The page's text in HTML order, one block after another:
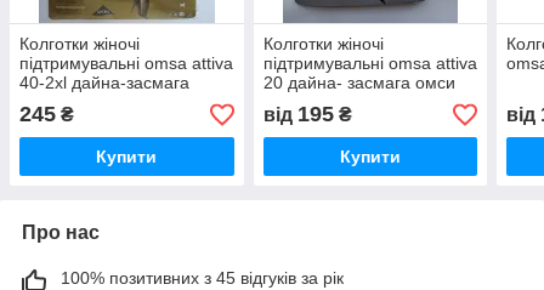
Колготки жіночі
підтримувальні omsa attiva
40-2xl дайна-засмага
омса
245 ₴
Купити
Колготки жіночі
підтримувальні omsa attiva
20 дайна- засмага омси
від 195₴
Купити
від
Про нас
100% позитивних з 45 відгуків за рік